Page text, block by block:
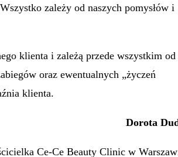
zależy od naszych pomysłów i
klienta i zależą przede wszystkim od
oraz ewentualnych „życzeń
klienta.
Dorota
Ce-Ce Beauty Clinic w